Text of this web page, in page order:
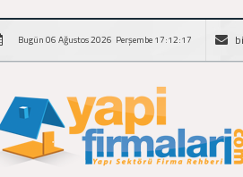
Bugün 06 Ağustos 2026 Perşembe 17:12:18